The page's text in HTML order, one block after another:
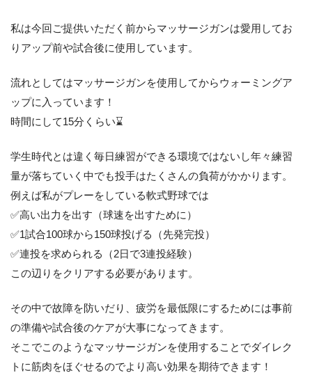
私は今回ご提供いただく前からマッサージガンは愛用してお
りアップ前や試合後に使用しています。
流れとしてはマッサージガンを使用してからウォーミングア
ップに入っています！
時間にして15分くらい⌛️
学生時代とは違く毎日練習ができる環境ではないし年々練習
量が落ちていく中でも投手はたくさんの負荷がかかります。
例えば私がプレーをしている軟式野球では
✅高い出力を出す（球速を出すために）
✅1試合100球から150球投げる（先発完投）
✅連投を求められる（2日で3連投経験）
この辺りをクリアする必要があります。
その中で故障を防いだり、疲労を最低限にするためには事前
の準備や試合後のケアが大事になってきます。
そこでこのようなマッサージガンを使用することでダイレク
トに筋肉をほぐせるのでより高い効果を期待できます！